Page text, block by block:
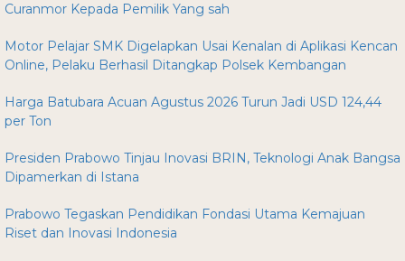
Curanmor Kepada Pemilik Yang sah
Motor Pelajar SMK Digelapkan Usai Kenalan di Aplikasi Kencan
Online, Pelaku Berhasil Ditangkap Polsek Kembangan
Harga Batubara Acuan Agustus 2026 Turun Jadi USD 124,44
per Ton
Presiden Prabowo Tinjau Inovasi BRIN, Teknologi Anak Bangsa
Dipamerkan di Istana
Prabowo Tegaskan Pendidikan Fondasi Utama Kemajuan
Riset dan Inovasi Indonesia